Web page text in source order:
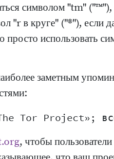
символом "tm" ("™"),
"r в круге" ("®"), если
использовать
заметным
, чтобы